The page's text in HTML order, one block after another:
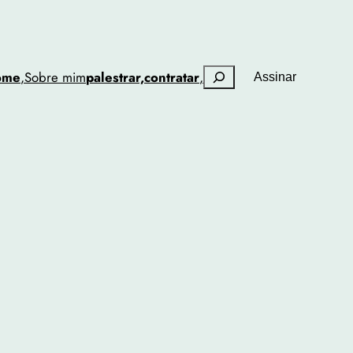
,Sobre mimpalestrar,contratar, PesquisarAssinar